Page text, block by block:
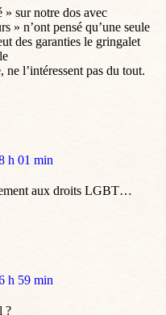
» sur notre dos avec
» n’ont pensé qu’une seule
des garanties le gringalet
l’intéressent pas du tout.
h 01 min
aux droits LGBT…
h 59 min
?